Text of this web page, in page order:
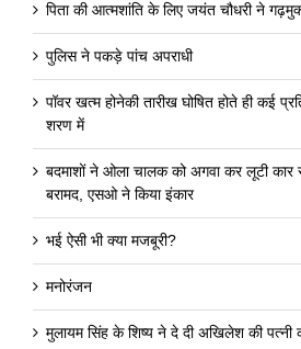
पिता की आत्मशांति के लिए जयंत चौधरी ने
पुलिस ने पकड़े पांच अपराधी
पॉवर खत्म होनेकी तारीख घोषित होते ही कई
शरण में
बदमाशों ने ओला चालक को अगवा कर लूटी कार
बरामद, एसओ ने किया इंकार
भई ऐसी भी क्या मजबूरी?
मनोरंजन
मुलायम सिंह के शिष्य ने दे दी अखिलेश की पत्नी